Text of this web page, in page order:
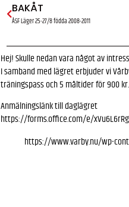
BAKÅT
ÅSF Läger 25-27/8 födda 2008-2011
Hej! Skulle nedan vara något av
I samband med lägret erbjuder vi
träningspass och 5 måltider för 900
Anmälningslänk till daglägret
https://forms.office.com/e/
https://www.varby.nu/wp-